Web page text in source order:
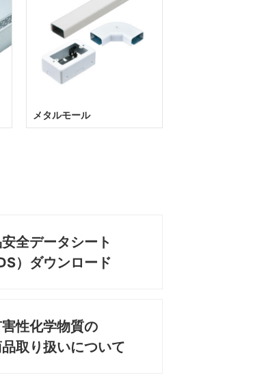
メタルモール
全データシート
）ダウンロード
性化学物質の
取り扱いについて